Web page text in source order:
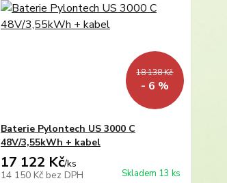
18 138 Kč
- 6 %
Baterie Pylontech US 3000 C
48V/3,55kWh + kabel
17 122 Kč/ks
14 150 Kč bez DPH Skladem 13 ks